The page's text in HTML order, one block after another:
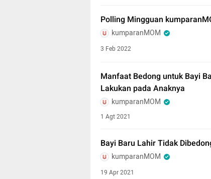
Polling Mingguan
kumparanMOM
3 Feb 2022
Manfaat Bedong untuk Bayi
Lakukan pada Anaknya
kumparanMOM
1 Agt 2021
Bayi Baru Lahir Tidak
kumparanMOM
19 Apr 2021